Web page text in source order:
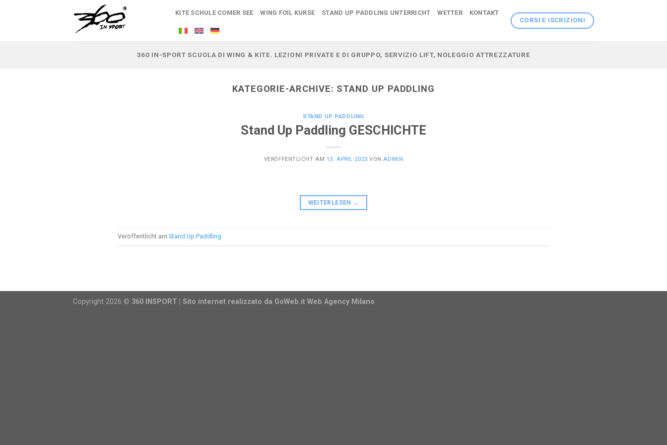
KITE SCHULE COMER SEE WING FOIL KURSE STAND UP PADDLING UNTERRICHT WETTER
KONTAKT
CORSI E ISCRIZIONI
360 IN-SPORT SCUOLA DI WING & KITE. LEZIONI PRIVATE E DI GRUPPO, SERVIZIO LIFT, NOLEGGIO ATTREZZATURE
KATEGORIE-ARCHIVE: STAND UP PADDLING
STAND UP PADDLING
Stand Up Paddling GESCHICHTE
VERÖFFENTLICHT AM 13. APRIL 2023 VONADMIN
WEITERLESEN →
Veröffentlicht am Stand Up Paddling
Copyright 2026 © 360 INSPORT | Sito internet realizzato da GoWeb.it Web Agency Milano